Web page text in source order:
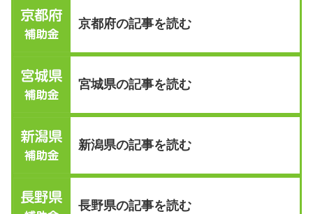
京都府の記事を読む
宮城県の記事を読む
新潟県の記事を読む
長野県の記事を読む